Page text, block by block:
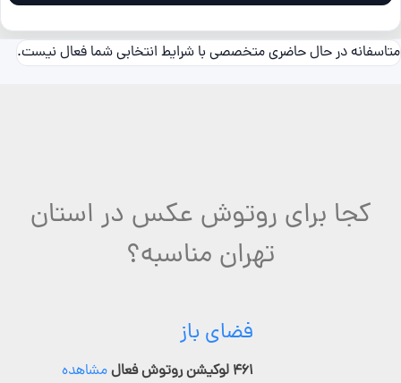
متاسفانه در حال حاضری متخصصی با شرایط انتخابی شما فعال نیست.
کجا برای روتوش عکس در استان
تهران مناسبه؟
فضای باز
۴۶۱ لوکیشن روتوش فعال مشاهده